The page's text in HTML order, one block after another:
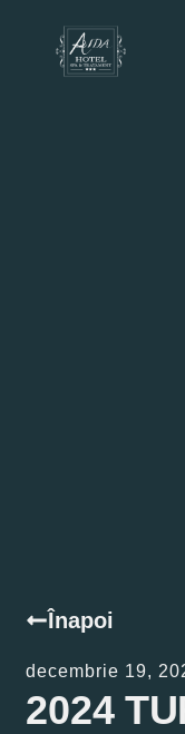
Înapoi
decembrie 19,
2024